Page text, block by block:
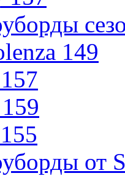
149
от